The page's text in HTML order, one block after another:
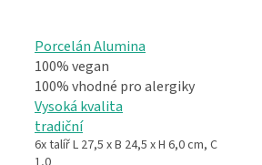
Porcelán Alumina
100% vegan
100% vhodné pro alergiky
Vysoká kvalita
tradiční
6x talíř L 27,5 x B 24,5 x H 6,0 cm, C